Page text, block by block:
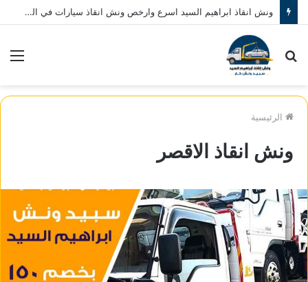
ونش انقاذ ابراهيم السيد اسرع وارخص ونش انقاذ سيارات في المنصورة نصلك في خلال 10 دقائق بحد اقصي اتصل بنا الان 01080793999
بحث
الرئيسية
ونش انقاذ الاقصر